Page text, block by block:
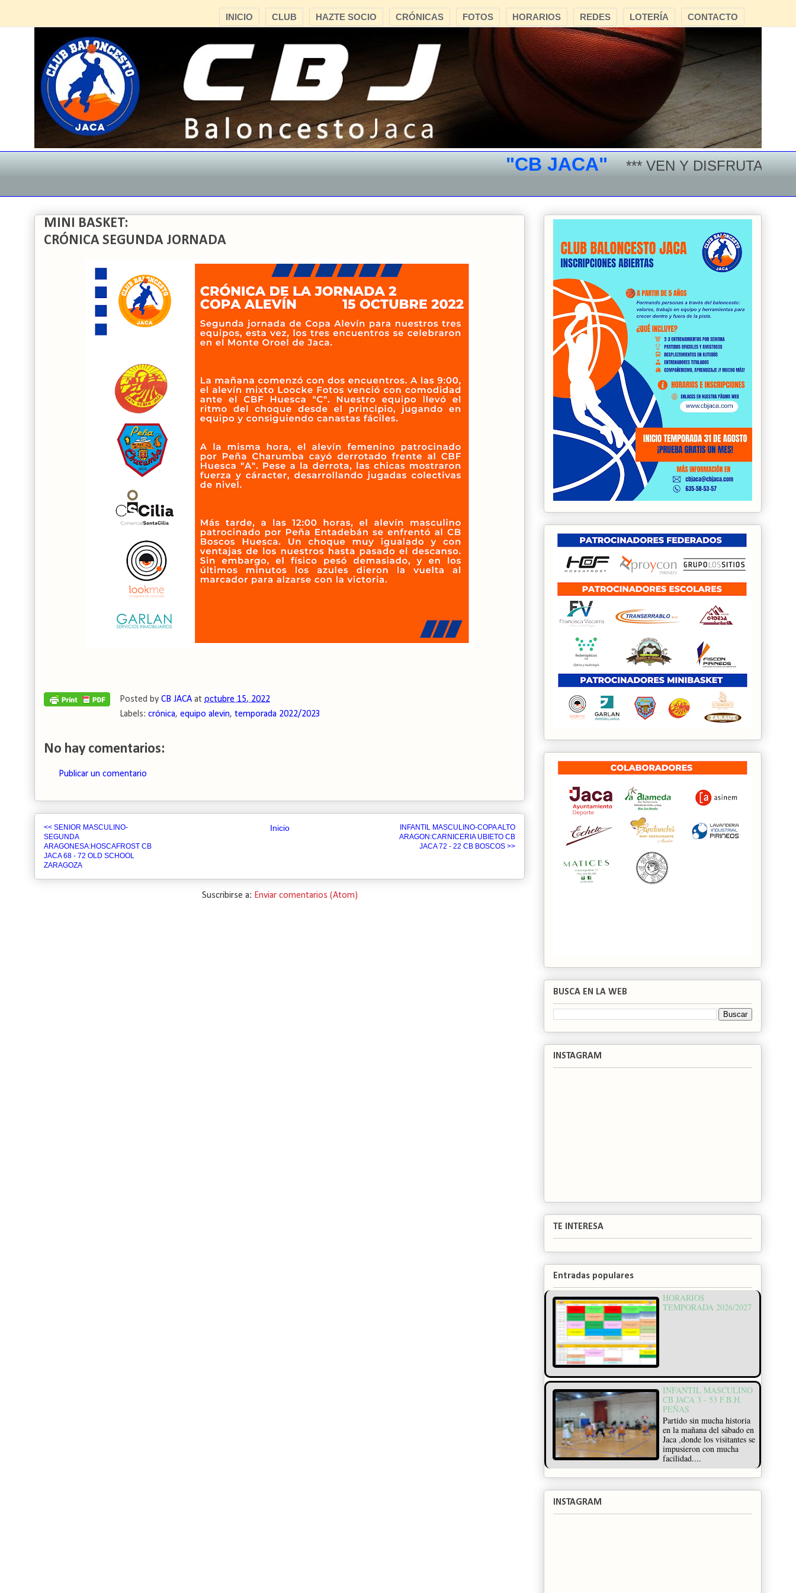
CONTACTO
LOTERÍA
REDES
HORARIOS
FOTOS
CRÓNICAS
HAZTE SOCIO
CLUB
INICIO
"CB JACA" *** VEN Y DISFRUTA DEL
MINI BASKET:
CRÓNICA SEGUNDA JORNADA
Posted by CB JACA at octubre 15, 2022
Labels: crónica, equipo alevin, temporada 2022/2023
No hay comentarios:
Publicar un comentario
<< SENIOR MASCULINO-
SEGUNDA
ARAGONESA:HOSCAFROST CB
JACA 68 - 72 OLD SCHOOL
ZARAGOZA
INFANTIL MASCULINO-COPA ALTO
ARAGON:CARNICERIA UBIETO CB
JACA 72 - 22 CB BOSCOS >>
Inicio
Suscribirse a: Enviar comentarios (Atom)
BUSCA EN LA WEB
INSTAGRAM
TE INTERESA
Entradas populares
HORARIOS
TEMPORADA 2026/2027
INFANTIL MASCULINO
CB JACA 3 - 53 F.B.H.
PEÑAS
Partido sin mucha historia
en la mañana del sábado en
Jaca ,donde los visitantes se
impusieron con mucha
facilidad....
INSTAGRAM